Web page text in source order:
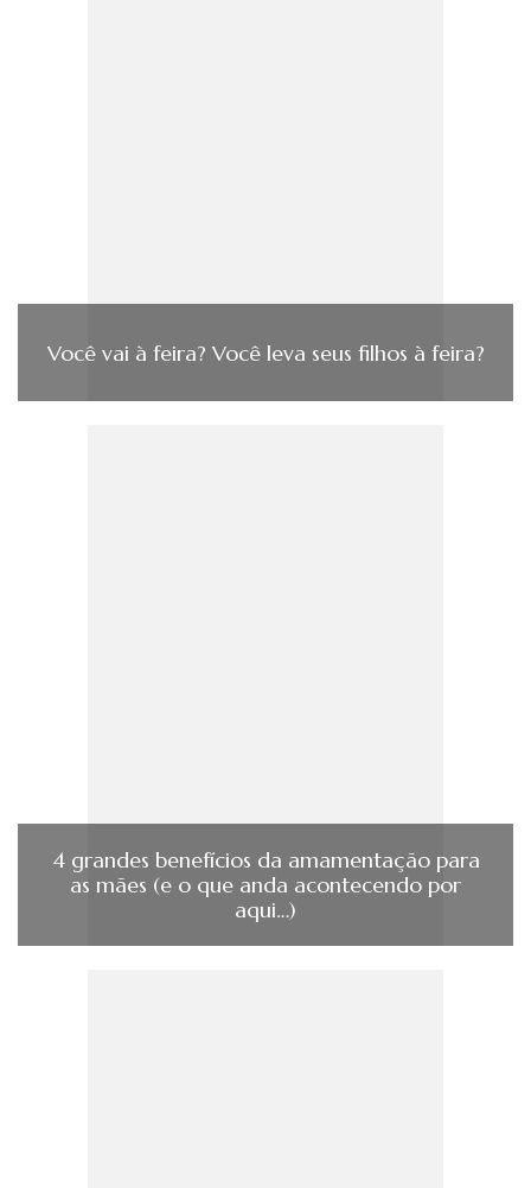
Você vai à feira? Você leva seus filhos à feira?
4 grandes benefícios da amamentação para
as mães (e o que anda acontecendo por
aqui…)